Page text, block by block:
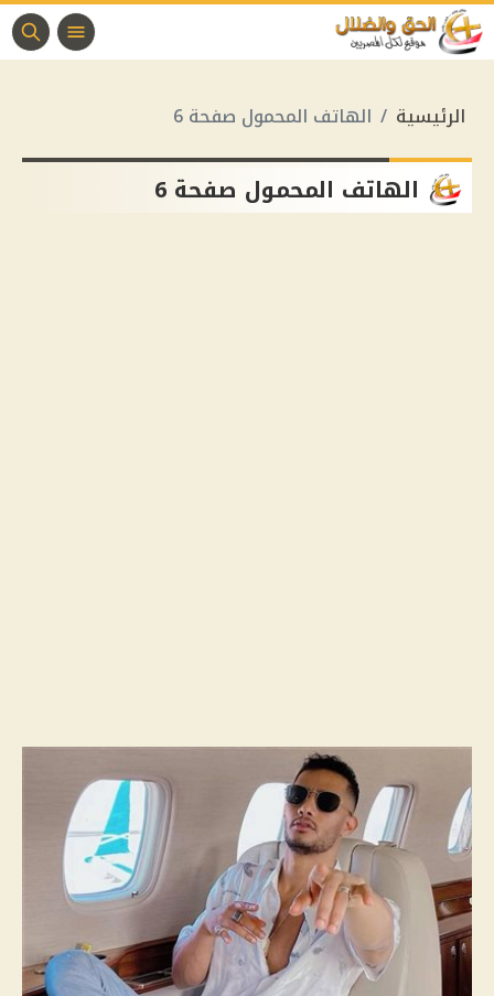
الرئيسية الهاتف المحمول صفحة 6
الهاتف المحمول صفحة 6